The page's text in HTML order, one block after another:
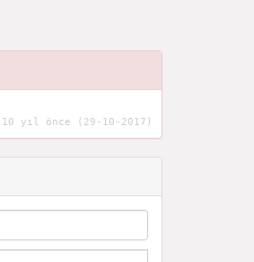
10 yıl önce (29-10-2017)